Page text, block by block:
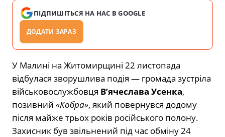
ПІДПИШІТЬСЯ НА НАС В GOOGLE
ДОДАТИ ЗАРАЗ
У Малині на Житомирщині 22 листопада
відбулася зворушлива подія — громада зустріла
військовослужбовця В’ячеслава Усенка,
позивний «Кобра», який повернувся додому
після майже трьох років російського полону.
Захисник був звільнений під час обміну 24